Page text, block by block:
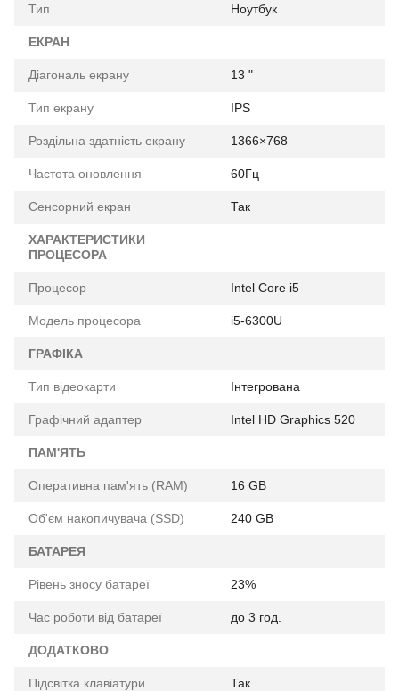
Тип Ноутбук
ЕКРАН
Діагональ екрану 13 "
Тип екрану IPS
Роздільна здатність екрану 1366×768
Частота оновлення 60Гц
Сенсорний екран Так
ХАРАКТЕРИСТИКИ
ПРОЦЕСОРА
Процесор Intel Core i5
Модель процесора i5-6300U
ГРАФІКА
Тип відеокарти Інтегрована
Графічний адаптер Intel HD Graphics 520
ПАМ'ЯТЬ
Оперативна пам'ять (RAM) 16 GB
Об'єм накопичувача (SSD) 240 GB
БАТАРЕЯ
Рівень зносу батареї 23%
Час роботи від батареї до 3 год.
ДОДАТКОВО
Підсвітка клавіатури Так